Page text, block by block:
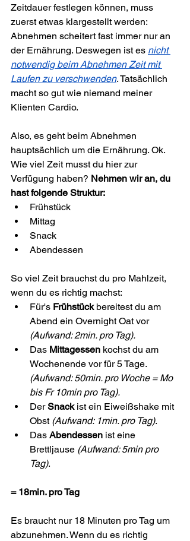
Zeitdauer festlegen können, muss
zuerst etwas klargestellt werden:
Abnehmen scheitert fast immer nur an
der Ernährung. Deswegen ist es nicht
notwendig beim Abnehmen Zeit mit
Laufen zu verschwenden. Tatsächlich
macht so gut wie niemand meiner
Klienten Cardio.
Also, es geht beim Abnehmen
hauptsächlich um die Ernährung. Ok.
Wie viel Zeit musst du hier zur
Verfügung haben? Nehmen wir an, du
hast folgende Struktur:
Frühstück
Mittag
Snack
Abendessen
So viel Zeit brauchst du pro Mahlzeit,
wenn du es richtig machst:
Für's Frühstück bereitest du am
Abend ein Overnight Oat vor
(Aufwand: 2min. pro Tag).
Das Mittagessen kochst du am
Wochenende vor für 5 Tage.
(Aufwand: 50min. pro Woche = Mo
bis Fr 10min pro Tag).
Der Snack ist ein Eiweißshake mit
Obst (Aufwand: 1min. pro Tag).
Das Abendessen ist eine
Brettljause (Aufwand: 5min pro
Tag).
= 18min. pro Tag
Es braucht nur 18 Minuten pro Tag um
abzunehmen. Wenn du es richtig